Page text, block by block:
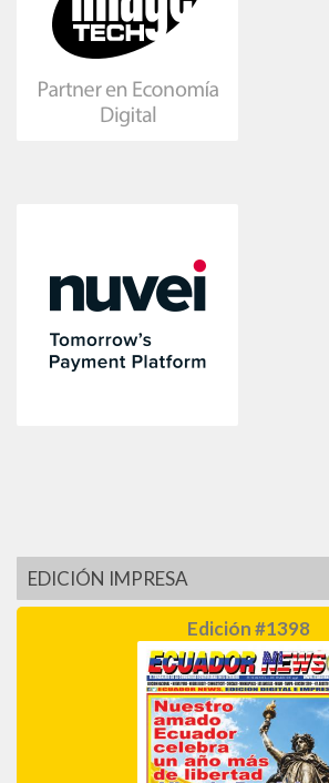
EDICIÓN IMPRESA
Edición #1398